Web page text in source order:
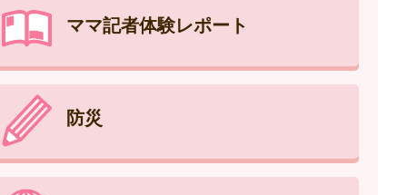
ママ記者体験レポート
防災